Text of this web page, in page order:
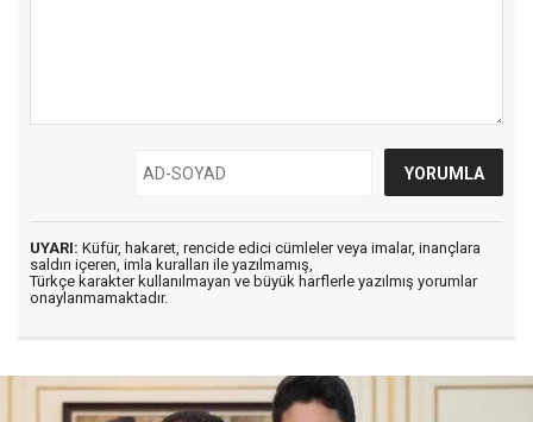
UYARI: Küfür, hakaret, rencide edici cümleler veya imalar, inançlara
saldırı içeren, imla kuralları ile yazılmamış,
Türkçe karakter kullanılmayan ve büyük harflerle yazılmış yorumlar
onaylanmamaktadır.